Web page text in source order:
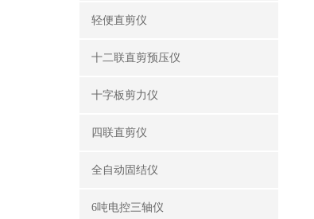
轻便直剪仪
十二联直剪预压仪
十字板剪力仪
四联直剪仪
全自动固结仪
6吨电控三轴仪